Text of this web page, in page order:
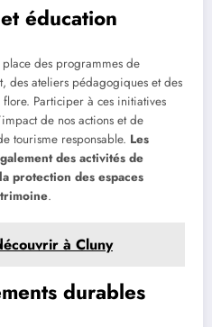
éducation
des programmes de
des ateliers pédagogiques et des
Participer à ces initiatives
de nos actions et de
tourisme responsable. Les
des activités de
protection des espaces
.
à Cluny
durables